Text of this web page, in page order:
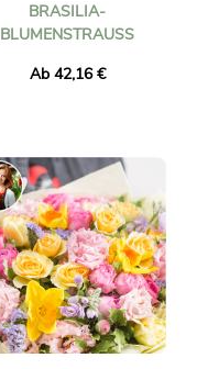
BRASILIA-
BLUMENSTRAUSS
Ab 42,16 €